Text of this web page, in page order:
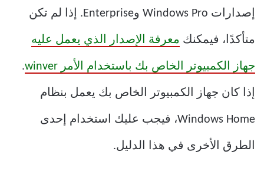
إصدارات Windows Pro وEnterprise. إذا لم تكن
متأكدًا، فيمكنك معرفة الإصدار الذي يعمل عليه
جهاز الكمبيوتر الخاص بك باستخدام الأمر winver .
إذا كان جهاز الكمبيوتر الخاص بك يعمل بنظام
Windows Home، فيجب عليك استخدام إحدى
الطرق الأخرى في هذا الدليل.